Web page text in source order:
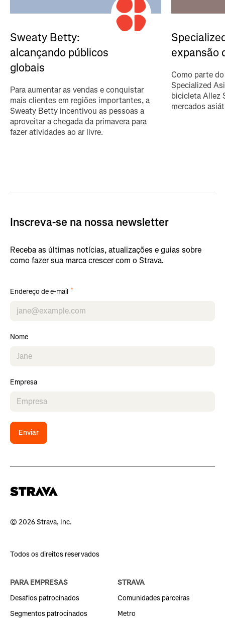
Sweaty Betty:
alcançando públicos
globais
Para aumentar as vendas e conquistar
mais clientes em regiões importantes, a
Sweaty Betty incentivou as pessoas a
aproveitar a chegada da primavera para
fazer atividades ao ar livre.
expansão
Como parte
Specialized
bicicleta Allez
mercados
Inscreva-se na nossa newsletter
Receba as últimas notícias, atualizações e guias sobre
como fazer sua marca crescer com o Strava.
Endereço de e-mail *
Nome
Empresa
Enviar
© 2026 Strava, Inc.
Todos os direitos reservados
PARA EMPRESAS
Desafios patrocinados
Segmentos patrocinados
STRAVA
Comunidades parceiras
Metro